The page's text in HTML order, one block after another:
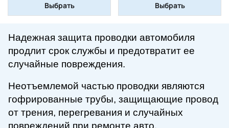
Выбрать Выбрать
Надежная защита проводки автомобиля
продлит срок службы и предотвратит ее
случайные повреждения.
Неотъемлемой частью проводки являются
гофрированные трубы, защищающие провод
от трения, перегревания и случайных
повреждений при ремонте авто.